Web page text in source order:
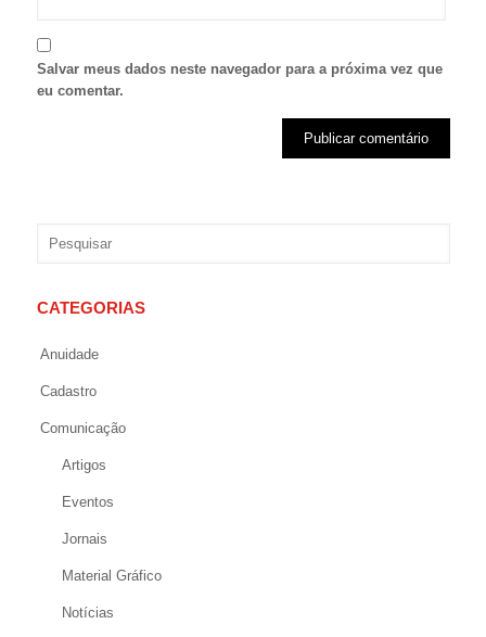
Salvar meus dados neste navegador para a próxima vez que
eu comentar.
CATEGORIAS
Anuidade
Cadastro
Comunicação
Artigos
Eventos
Jornais
Material Gráfico
Notícias